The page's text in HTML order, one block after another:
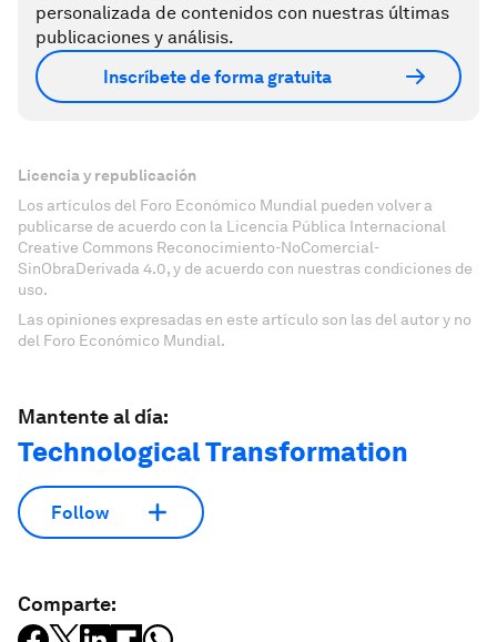
personalizada de contenidos con nuestras últimas
publicaciones y análisis.
Inscríbete de forma gratuita
Licencia y republicación
Los artículos del Foro Económico Mundial pueden volver a
publicarse de acuerdo con la Licencia Pública Internacional
Creative Commons Reconocimiento-NoComercial-
SinObraDerivada 4.0, y de acuerdo con nuestras condiciones de
uso.
Las opiniones expresadas en este artículo son las del autor y no
del Foro Económico Mundial.
Mantente al día:
Technological Transformation
Follow
Comparte: